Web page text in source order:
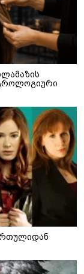
რთულიდან